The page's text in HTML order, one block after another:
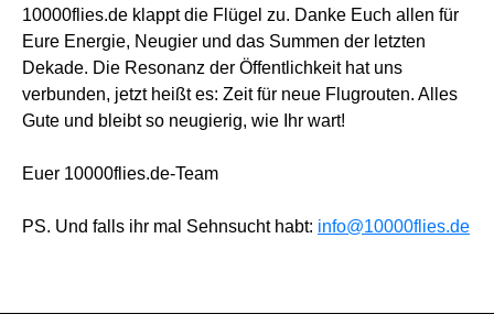
10000flies.de klappt die Flügel zu. Danke Euch allen für
Eure Energie, Neugier und das Summen der letzten
Dekade. Die Resonanz der Öffentlichkeit hat uns
verbunden, jetzt heißt es: Zeit für neue Flugrouten. Alles
Gute und bleibt so neugierig, wie Ihr wart!
Euer 10000flies.de-Team
PS. Und falls ihr mal Sehnsucht habt: info@10000flies.de